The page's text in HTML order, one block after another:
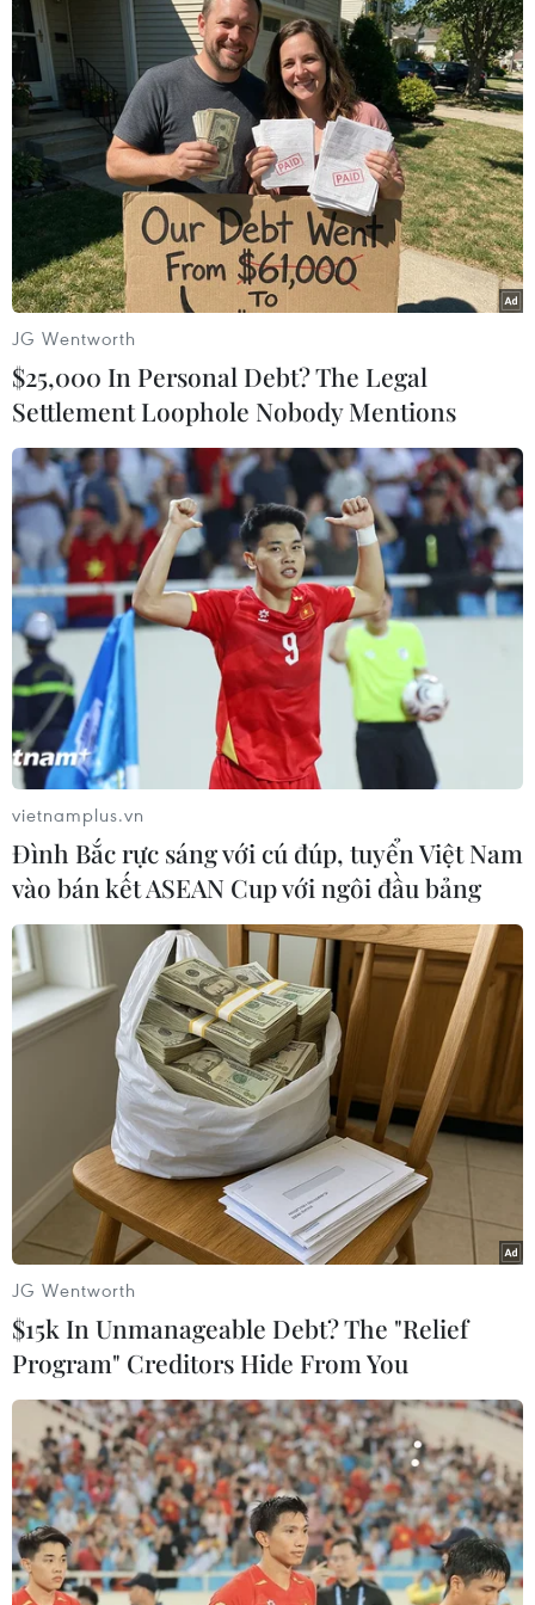
Nhật Bản dự định phát triển tên lửa tấn
công các mục tiêu ở Triều Tiên
23/11/2017 04:59
Chính quyền của Thủ tướng Shinzo Abe đang cân nhắc
phát triển một loại tên lửa hành trình tàng hình và
chuyên dụng của Nhật Bản có thể đánh trúng các mục
tiêu trên mặt đất.
Thủ tướng Nhật Bản: Triều Tiên tiếp tục
có những hành vi khiêu khích
04/01/2018 06:56
Thủ tướng Nhật Bản Shinzo Abe tuyên bố Triều Tiên
đang tiếp tục có các hành vi khiêu khích và môi trường
an ninh xung quanh Nhật Bản đang ở mức gay gắt
nhất kể từ thời Chiến tranh thế giới lần thứ 2.
JG Wentworth
$25,000 In Personal Debt? The Legal
Settlement Loophole Nobody Mentions
vietnamplus.vn
Đình Bắc rực sáng với cú đúp, tuyển Việt Nam
vào bán kết ASEAN Cup với ngôi đầu bảng
JG Wentworth
$15k In Unmanageable Debt? The "Relief
Program" Creditors Hide From You